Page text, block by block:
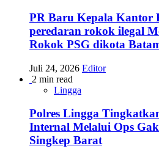
PR Baru Kepala Kantor
peredaran rokok ilegal
Rokok PSG dikota
Juli 24, 2026 Editor
2 min read
Lingga
Polres Lingga
Internal Melalui Ops
Singkep Barat